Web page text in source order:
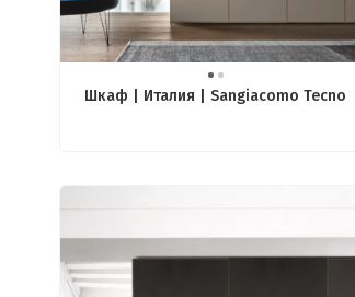
Шкаф | Италия | Sangiacomo Tecno